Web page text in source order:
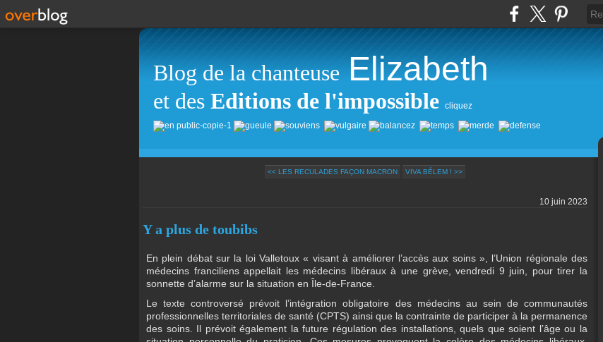
Blog de la chanteuse Elizabeth
et des Editions de l'impossible cliquez
<< LES RECULADES FAÇON MACRON VIVA BÉLEM ! >>
10 juin 2023
Y a plus de toubibs
En plein débat sur la loi Valletoux « visant à améliorer l’accès aux soins », l’Union régionale des
médecins franciliens appellait les médecins libéraux à une grève, vendredi 9 juin, pour tirer la
sonnette d’alarme sur la situation en Île-de-France.
Le texte controversé prévoit l’intégration obligatoire des médecins au sein de communautés
professionnelles territoriales de santé (CPTS) ainsi que la contrainte de participer à la permanence
des soins. Il prévoit également la future régulation des installations, quels que soient l’âge ou la